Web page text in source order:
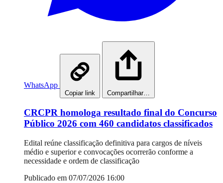
WhatsApp
Copiar link Compartilhar…
CRCPR homologa resultado final do Concurso
Público 2026 com 460 candidatos classificados
Edital reúne classificação definitiva para cargos de níveis
médio e superior e convocações ocorrerão conforme a
necessidade e ordem de classificação
Publicado em 07/07/2026 16:00